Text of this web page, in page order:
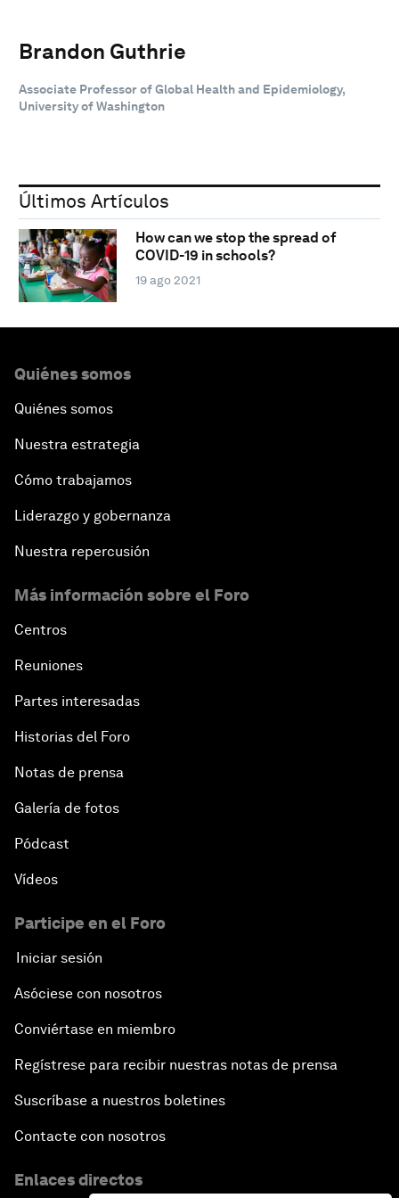
Brandon Guthrie
Associate Professor of Global Health and Epidemiology,
University of Washington
Últimos Artículos
How can we stop the spread of
COVID-19 in schools?
19 ago 2021
Quiénes somos
Quiénes somos
Nuestra estrategia
Cómo trabajamos
Liderazgo y gobernanza
Nuestra repercusión
Más información sobre el Foro
Centros
Reuniones
Partes interesadas
Historias del Foro
Notas de prensa
Galería de fotos
Pódcast
Vídeos
Participe en el Foro
Iniciar sesión
Asóciese con nosotros
Conviértase en miembro
Regístrese para recibir nuestras notas de prensa
Suscríbase a nuestros boletines
Contacte con nosotros
Enlaces directos